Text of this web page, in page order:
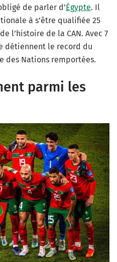
de parler d’Égypte. Il
à s’être qualifiée 25
l’histoire de la CAN. Avec 7
détiennent le record du
des Nations remportées.
parmi les